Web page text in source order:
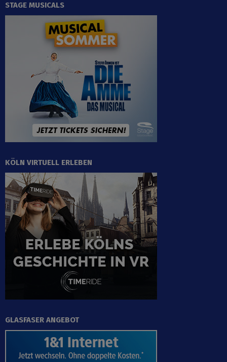
STAGE MUSICALS
KÖLN VIRTUELL ERLEBEN
GLASFASER ANGEBOT